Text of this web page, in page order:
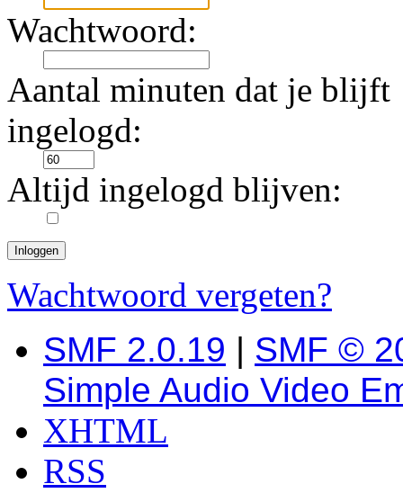
Wachtwoord:
Aantal minuten dat je blijft
ingelogd:
Altijd ingelogd blijven:
Wachtwoord vergeten?
SMF 2.0.19 | SMF ©
Simple Audio Video
XHTML
RSS